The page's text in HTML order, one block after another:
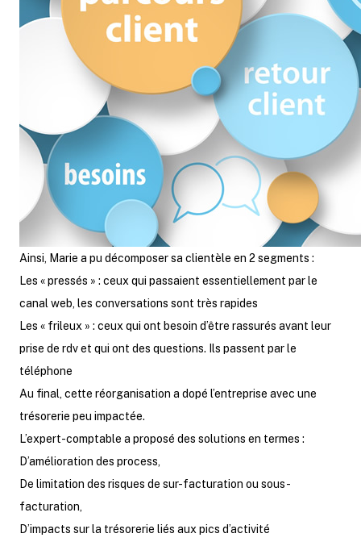
Ainsi, Marie a pu décomposer sa clientèle en 2 segments :
Les « pressés » : ceux qui passaient essentiellement par le
canal web, les conversations sont très rapides
Les « frileux » : ceux qui ont besoin d’être rassurés avant leur
prise de rdv et qui ont des questions. Ils passent par le
téléphone
Au final, cette réorganisation a dopé l’entreprise avec une
trésorerie peu impactée.
L’expert-comptable a proposé des solutions en termes :
D’amélioration des process,
De limitation des risques de sur-facturation ou sous-
facturation,
D’impacts sur la trésorerie liés aux pics d’activité